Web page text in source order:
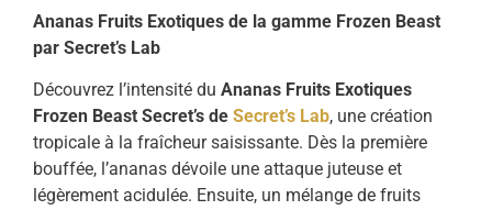
Ananas Fruits Exotiques de la gamme Frozen Beast
par Secret’s Lab
Découvrez l’intensité du Ananas Fruits Exotiques
Frozen Beast Secret’s de Secret’s Lab, une création
tropicale à la fraîcheur saisissante. Dès la première
bouffée, l’ananas dévoile une attaque juteuse et
légèrement acidulée. Ensuite, un mélange de fruits